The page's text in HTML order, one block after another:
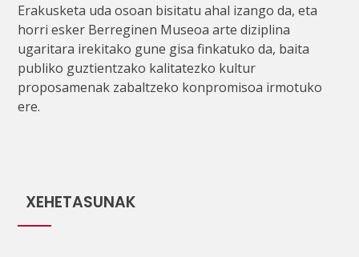
Erakusketa uda osoan bisitatu ahal izango da, eta
horri esker Berreginen Museoa arte diziplina
ugaritara irekitako gune gisa finkatuko da, baita
publiko guztientzako kalitatezko kultur
proposamenak zabaltzeko konpromisoa irmotuko
ere.
XEHETASUNAK